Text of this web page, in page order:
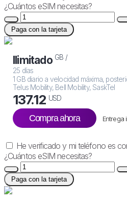
¿Cuántos eSIM necesitas?
Paga con la tarjeta
Ilimitado GB /
25 días
1 GB diario a velocidad máxima,
Telus Mobility, Bell Mobility, SaskTel
137.12 USD
Compra ahora Entrega
He verificado y mi teléfono es
¿Cuántos eSIM necesitas?
Paga con la tarjeta